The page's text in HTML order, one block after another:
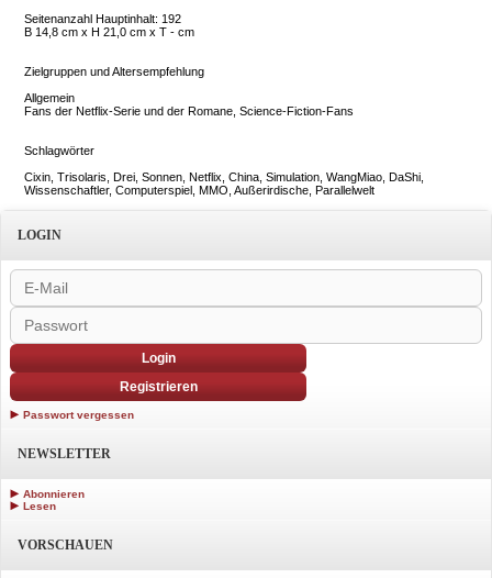
Seitenanzahl Hauptinhalt: 192
B 14,8 cm x H 21,0 cm x T - cm
Zielgruppen und Altersempfehlung
Allgemein
Fans der Netflix-Serie und der Romane, Science-Fiction-Fans
Schlagwörter
Cixin, Trisolaris, Drei, Sonnen, Netflix, China, Simulation, WangMiao, DaShi,
Wissenschaftler, Computerspiel, MMO, Außerirdische, Parallelwelt
LOGIN
Login
Registrieren
Passwort vergessen
NEWSLETTER
Abonnieren
Lesen
VORSCHAUEN